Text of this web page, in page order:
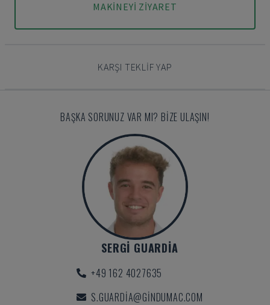
MAKINEYI ZIYARET
KARŞI TEKLIF YAP
BAŞKA SORUNUZ VAR MI? BIZE ULAŞIN!
SERGI GUARDIA
+49 162 4027635
S.GUARDIA@GINDUMAC.COM